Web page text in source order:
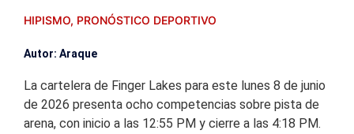
HIPISMO, PRONÓSTICO DEPORTIVO
Autor: Araque
La cartelera de Finger Lakes para este lunes 8 de junio
de 2026 presenta ocho competencias sobre pista de
arena, con inicio a las 12:55 PM y cierre a las 4:18 PM.